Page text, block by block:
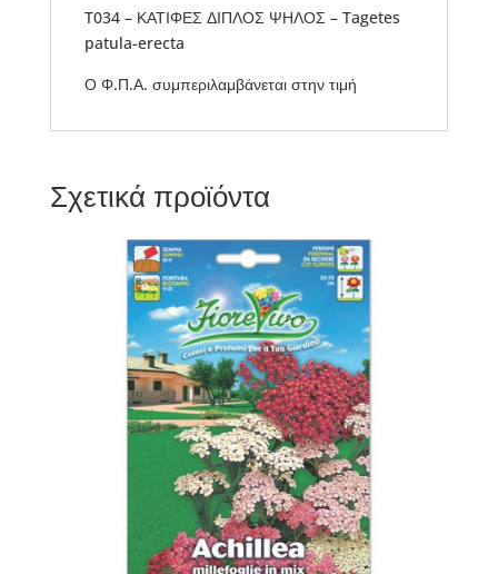
T034 – ΚΑΤΙΦΕΣ ΔΙΠΛΟΣ ΨΗΛΟΣ – Tagetes
patula-erecta
Ο Φ.Π.Α. συμπεριλαμβάνεται στην τιμή
Σχετικά προϊόντα